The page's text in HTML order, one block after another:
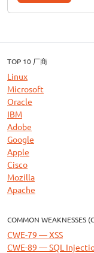
TOP 10 厂商
Linux
Microsoft
Oracle
IBM
Adobe
Google
Apple
Cisco
Mozilla
Apache
COMMON WEAKNESSES
CWE-79 — XSS
CWE-89 — SQL